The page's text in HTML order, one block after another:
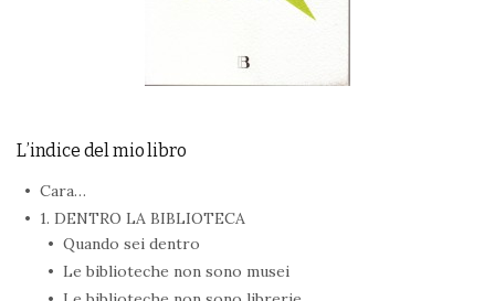
L’indice del mio libro
Cara…
1. DENTRO LA BIBLIOTECA
Quando sei dentro
Le biblioteche non sono musei